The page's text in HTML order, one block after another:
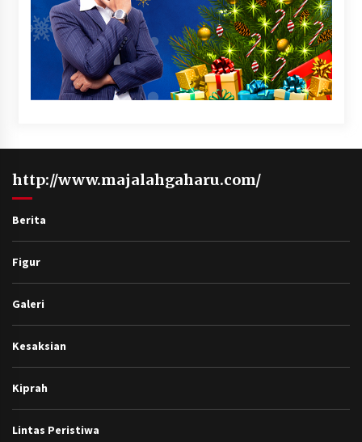
http://www.majalahgaharu.com/
Berita
Figur
Galeri
Kesaksian
Kiprah
Lintas Peristiwa